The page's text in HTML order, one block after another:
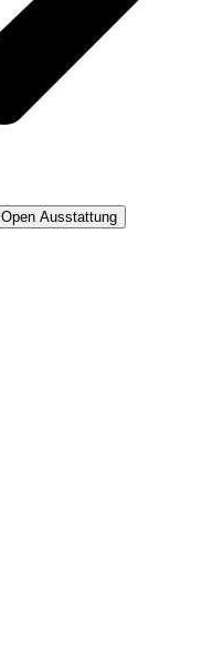
Open Ausstattung